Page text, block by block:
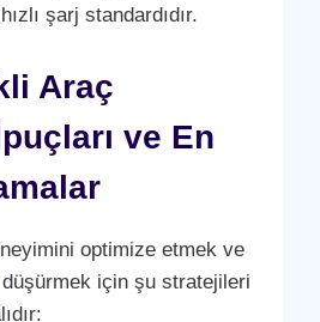
şarj standardıdır.
Araç
ve En
optimize etmek ve
için şu stratejileri